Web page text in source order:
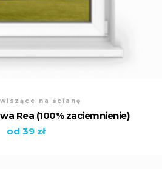
na ścianę
Rea (100% zaciemnienie)
od 39 zł